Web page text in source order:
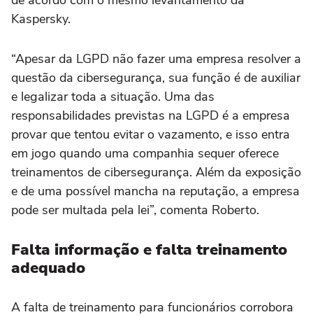
Kaspersky.
“Apesar da LGPD não fazer uma empresa resolver a
questão da cibersegurança, sua função é de auxiliar
e legalizar toda a situação. Uma das
responsabilidades previstas na LGPD é a empresa
provar que tentou evitar o vazamento, e isso entra
em jogo quando uma companhia sequer oferece
treinamentos de cibersegurança. Além da exposição
e de uma possível mancha na reputação, a empresa
pode ser multada pela lei”, comenta Roberto.
Falta informação e falta treinamento
adequado
A falta de treinamento para funcionários corrobora